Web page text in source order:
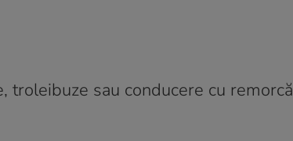
troleibuze sau conducere cu remorcă